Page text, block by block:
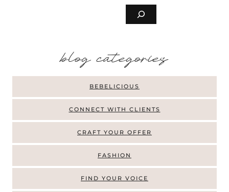
blog categories
BEBELICIOUS
CONNECT WITH CLIENTS
CRAFT YOUR OFFER
FASHION
FIND YOUR VOICE